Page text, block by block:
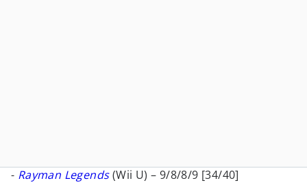
- Rayman Legends(Wii U) – 9/8/8/9 [34/40]